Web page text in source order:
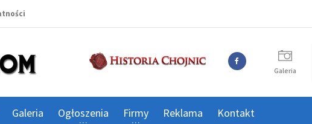
Galeria
Galeria Ogłoszenia Firmy Reklama Kontakt